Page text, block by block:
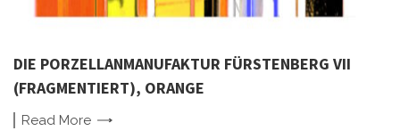
DIE PORZELLANMANUFAKTUR FÜRSTENBERG VII
(FRAGMENTIERT), ORANGE
Read More